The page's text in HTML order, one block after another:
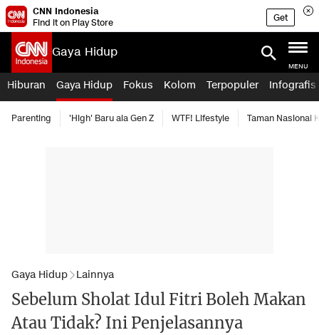
CNN Indonesia
Find it on Play Store
Get
Gaya Hidup
MENU
Hiburan Gaya Hidup Fokus Kolom Terpopuler Infografis
Parenting 'High' Baru ala Gen Z WTF! Lifestyle Taman Nasional
Gaya Hidup Lainnya
Sebelum Sholat Idul Fitri Boleh Makan
Atau Tidak? Ini Penjelasannya